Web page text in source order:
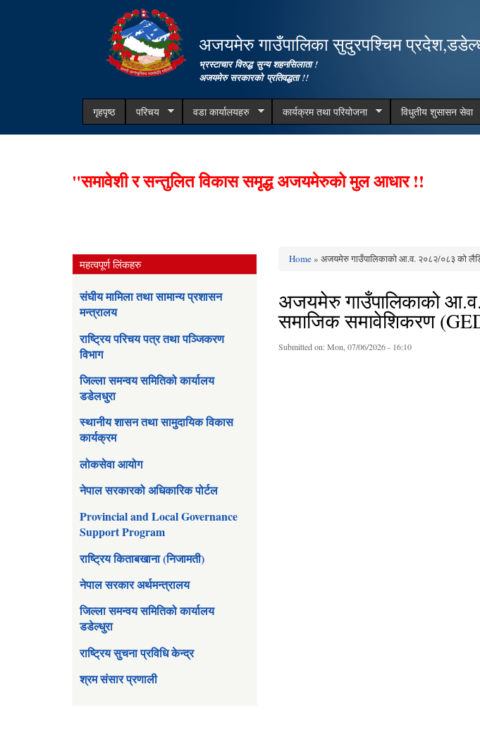
content
अजयमेरु गाउँपालिका सुदुरपश्चिम
भ्रस्टाचार विरुद्ध सुन्य शहनसिलाता !
अजयमेरु सरकारको प्रतिवद्धता !!
गृहपृष्ठ परिचय वडा कार्यालयहरु कार्यक्रम तथा परियोजना विधुतीय शुसासन सेवा
"समावेशी र सन्तुलित विकास समृद्ध अजयमेरुको मुल आधार !!
महत्वपूर्ण लिंकहरु
संघीय मामिला तथा सामान्य प्रशासन
मन्त्रालय
राष्ट्रिय परिचय पत्र तथा पञ्जिकरण
विभाग
जिल्ला समन्वय समितिको कार्यालय
डडेलधुरा
स्थानीय शासन तथा सामुदायिक विकास
कार्यक्रम
लोकसेवा आयोग
नेपाल सरकारको अधिकारिक पोर्टल
Provincial and Local Governance
Support Program
राष्ट्रिय किताबखाना (निजामती)
नेपाल सरकार अर्थमन्त्रालय
जिल्ला समन्वय समितिको कार्यालय
डडेल्धुरा
राष्ट्रिय सुचना प्रविधि केन्द्र
श्रम संसार प्रणाली
Home» अजयमेरु गाउँपालिकाको आ.व. २०८२/०८३ को
अजयमेरु गाउँपालिकाको
समाजिक समावेशिकरण
Submitted on:Mon, 07/06/2026 - 16:10